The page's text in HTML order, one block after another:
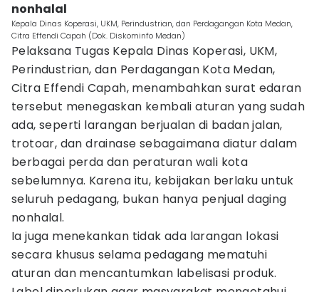
nonhalal
Kepala Dinas Koperasi, UKM, Perindustrian, dan Perdagangan Kota Medan,
Citra Effendi Capah (Dok. Diskominfo Medan)
Pelaksana Tugas Kepala Dinas Koperasi, UKM,
Perindustrian, dan Perdagangan Kota Medan,
Citra Effendi Capah, menambahkan surat edaran
tersebut menegaskan kembali aturan yang sudah
ada, seperti larangan berjualan di badan jalan,
trotoar, dan drainase sebagaimana diatur dalam
berbagai perda dan peraturan wali kota
sebelumnya. Karena itu, kebijakan berlaku untuk
seluruh pedagang, bukan hanya penjual daging
nonhalal.
Ia juga menekankan tidak ada larangan lokasi
secara khusus selama pedagang mematuhi
aturan dan mencantumkan labelisasi produk.